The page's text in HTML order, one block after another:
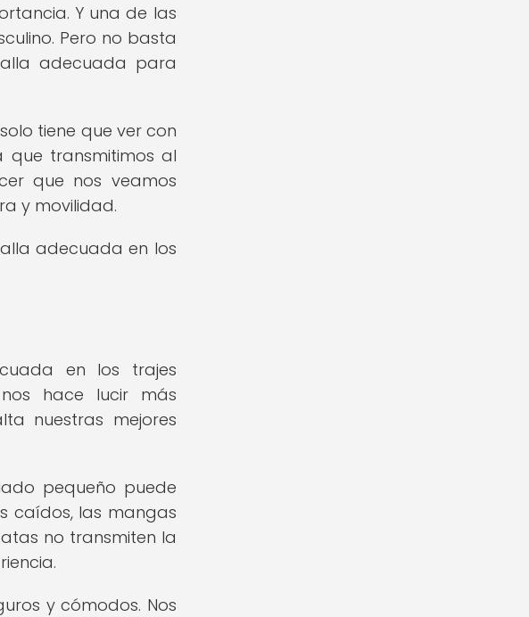
Y una de las
Pero no basta
adecuada para
tiene que ver con
transmitimos al
que nos veamos
y movilidad.
adecuada en los
en los trajes
hace lucir más
nuestras mejores
pequeño puede
caídos, las mangas
no transmiten la
y cómodos. Nos